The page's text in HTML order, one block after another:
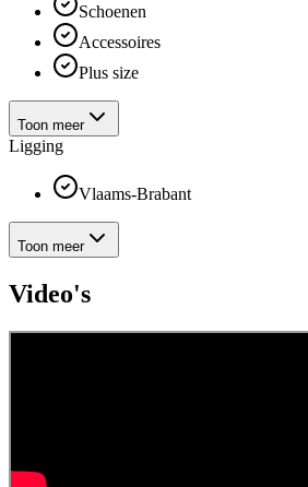
Schoenen
Accessoires
Plus size
Toon meer
Ligging
Vlaams-Brabant
Toon meer
Video's